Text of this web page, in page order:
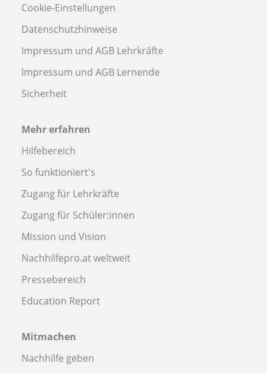
Cookie-Einstellungen
Datenschutzhinweise
Impressum und AGB Lehrkräfte
Impressum und AGB Lernende
Sicherheit
Mehr erfahren
Hilfebereich
So funktioniert's
Zugang für Lehrkräfte
Zugang für Schüler:innen
Mission und Vision
Nachhilfepro.at weltweit
Pressebereich
Education Report
Mitmachen
Nachhilfe geben